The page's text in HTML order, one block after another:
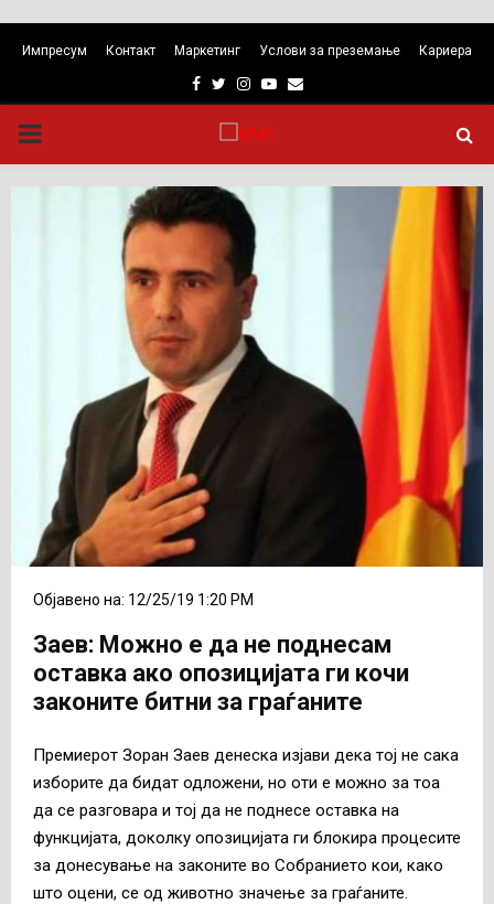
Импресум Контакт Маркетинг Услови за преземање Кариера
Facebook
TwitterInstagram
Youtube
Email
PRIMARY
Објавено на: 12/25/19 1:20 PM
Заев: Можно е да не поднесам
оставка ако опозицијата ги кочи
законите битни за граѓаните
Премиерот Зоран Заев денеска изјави дека тој не сака
изборите да бидат одложени, но оти е можно за тоа
да се разговара и тој да не поднесе оставка на
функцијата, доколку опозицијата ги блокира процесите
за донесување на законите во Собранието кои, како
што оцени, се од животно значење за граѓаните.